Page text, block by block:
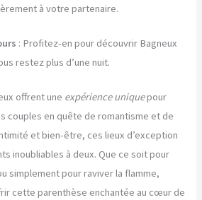
à votre partenaire.
: Profitez-en pour découvrir Bagneux
restez plus d’une nuit.
offrent une expérience uniquepour
couples en quête de romantisme et de
et bien-être, ces lieux d’exception
inoubliables à deux. Que ce soit pour
simplement pour raviver la flamme,
cette parenthèse enchantée au cœur de